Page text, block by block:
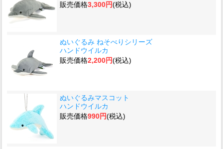
販売価格3,300円(税込)
ぬいぐるみ ねそべりシリーズ
ハンドウイルカ
販売価格2,200円(税込)
ぬいぐるみマスコット
ハンドウイルカ
販売価格990円(税込)